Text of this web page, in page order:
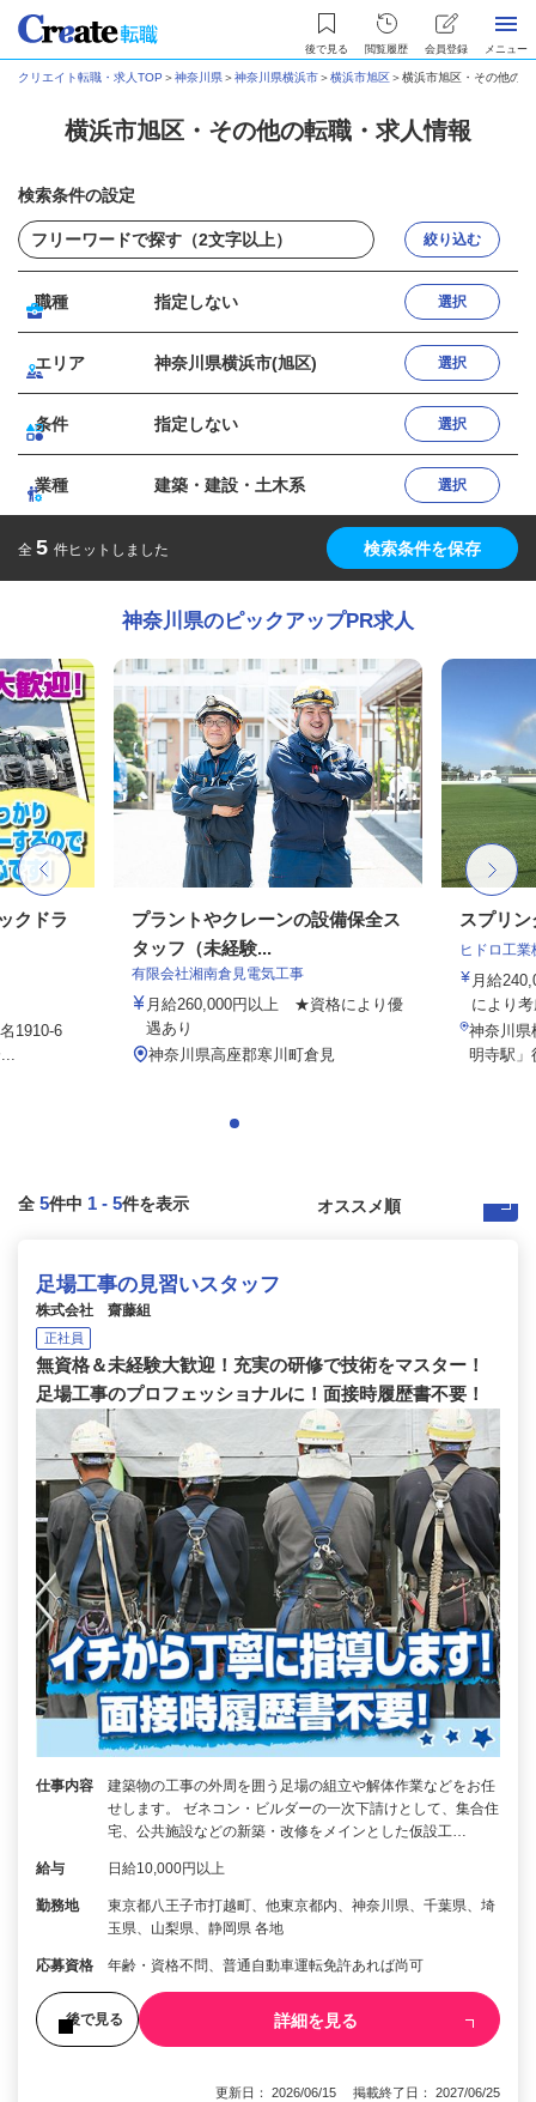
後で見る 閲覧履歴 会員登録 メニュー
クリエイト転職・求人TOP ＞神奈川県＞神奈川県横浜市＞横浜市旭区＞横浜市旭区・その他の
横浜市旭区・その他の転職・求人情報
検索条件の設定
絞り込む
職種 指定しない 選択
エリア 神奈川県横浜市(旭区) 選択
条件 指定しない 選択
業種 建築・建設・土木系 選択
全 5 件ヒットしました 検索条件を保存
神奈川県のピックアップPR求人
クドラ
1910-6
プラントやクレーンの設備保全ス
タッフ（未経験...
有限会社湘南倉見電気工事
月給260,000円以上 ★資格により優
遇あり
神奈川県高座郡寒川町倉見
スプリ
ヒドロ工業
月給
により
神奈川県
明寺駅」
全 5件中 1 - 5件を表示
足場工事の見習いスタッフ
株式会社 齋藤組
正社員
無資格＆未経験大歓迎！充実の研修で技術をマスター！
足場工事のプロフェッショナルに！面接時履歴書不要！
仕事内容
建築物の工事の外周を囲う足場の組立や解体作業などをお任
せします。 ゼネコン・ビルダーの一次下請けとして、集合住
宅、公共施設などの新築・改修をメインとした仮設工…
給与 日給10,000円以上
勤務地
東京都八王子市打越町、他東京都内、神奈川県、千葉県、埼
玉県、山梨県、静岡県 各地
応募資格 年齢・資格不問、普通自動車運転免許あれば尚可
後で見る 詳細を見る
更新日： 2026/06/15 掲載終了日： 2027/06/25